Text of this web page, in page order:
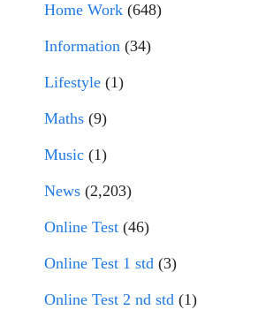
Home Work (648)
Information (34)
Lifestyle (1)
Maths (9)
Music (1)
News (2,203)
Online Test (46)
Online Test 1 std (3)
Online Test 2 nd std (1)